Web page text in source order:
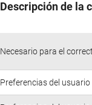
Descripción de la
Necesario para el
Preferencias del